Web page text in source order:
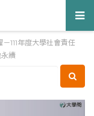
111年度大學社會責任
續